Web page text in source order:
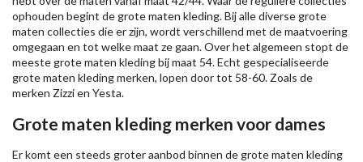
ophouden begint de grote maten kleding. Bij alle diverse grote
maten collecties die er zijn, wordt verschillend met de maatvoering
omgegaan en tot welke maat ze gaan. Over het algemeen stopt de
meeste grote maten kleding bij maat 54. Echt gespecialiseerde
grote maten kleding merken, lopen door tot 58-60. Zoals de
merken Zizzien Yesta.
Grote maten kleding merken voor dames
Er komt een steeds groter aanbod binnen de grote maten kleding